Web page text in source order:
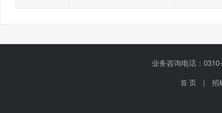
业务咨询电话：
首 页 | 招